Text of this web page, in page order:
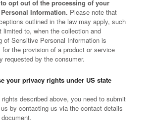
opt out of the processing of your
Information. Please note that
outlined in the law may apply, such
limited to, when the collection and
of Sensitive Personal Information is
for the provision of a product or service
requested by the consumer.
your privacy rights under US state
described above, you need to submit
by contacting us via the contact details